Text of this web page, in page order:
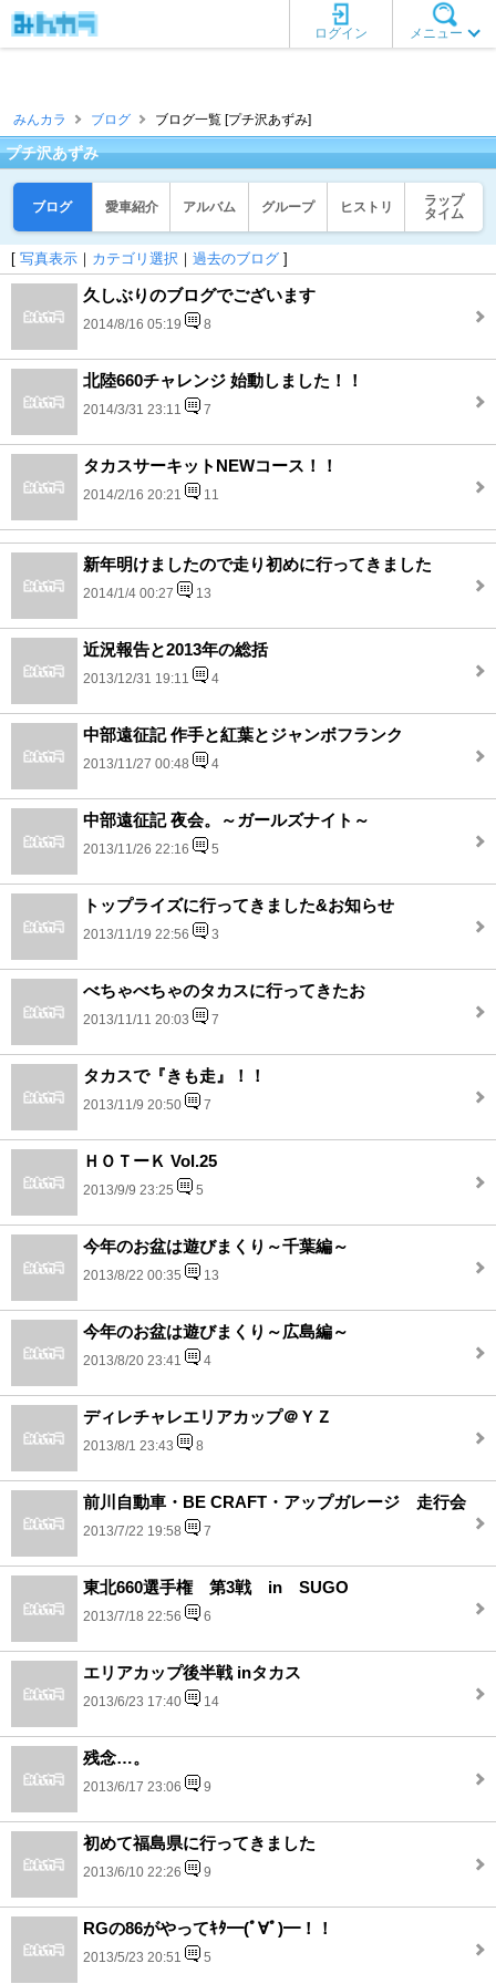
メニュー
ログイン
みんカラ ブログ ブログ一覧 [プチ沢あずみ]
プチ沢あずみ
ブログ 愛車紹介 アルバム グループ ヒストリ
ラップ
タイム
[ 写真表示 ｜ カテゴリ選択 ｜ 過去のブログ ]
久しぶりのブログでございます
2014/8/16 05:19 8
北陸660チャレンジ 始動しました！！
2014/3/31 23:11 7
タカスサーキットNEWコース！！
2014/2/16 20:21 11
新年明けましたので走り初めに行ってきました
2014/1/4 00:27 13
近況報告と2013年の総括
2013/12/31 19:11 4
中部遠征記 作手と紅葉とジャンボフランク
2013/11/27 00:48 4
中部遠征記 夜会。～ガールズナイト～
2013/11/26 22:16 5
トップライズに行ってきました&お知らせ
2013/11/19 22:56 3
べちゃべちゃのタカスに行ってきたお
2013/11/11 20:03 7
タカスで『きも走』！！
2013/11/9 20:50 7
ＨＯＴーＫ Vol.25
2013/9/9 23:25 5
今年のお盆は遊びまくり～千葉編～
2013/8/22 00:35 13
今年のお盆は遊びまくり～広島編～
2013/8/20 23:41 4
ディレチャレエリアカップ＠ＹＺ
2013/8/1 23:43 8
前川自動車・BE CRAFT・アップガレージ 走行会
2013/7/22 19:58 7
東北660選手権 第3戦 in SUGO
2013/7/18 22:56 6
エリアカップ後半戦 inタカス
2013/6/23 17:40 14
残念…。
2013/6/17 23:06 9
初めて福島県に行ってきました
2013/6/10 22:26 9
RGの86がやってｷﾀ━(ﾟ∀ﾟ)━！！
2013/5/23 20:51 5